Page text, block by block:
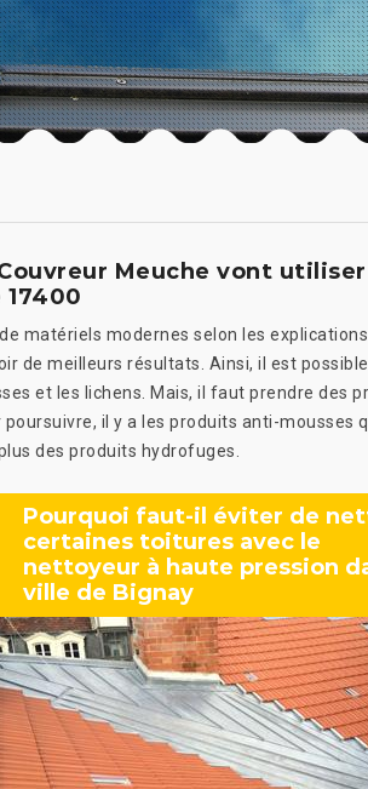
Meuche vont
matériels modernes selon les
de meilleurs résultats. Ainsi, il est
et les lichens. Mais, il faut prendre des
il y a les produits anti-mousses
des produits hydrofuges.
Pourquoi faut-il éviter de
certaines toitures avec le
nettoyeur à haute pression
ville de Bignay